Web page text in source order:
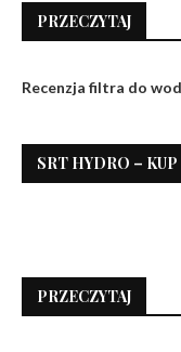
PRZECZYTAJ
Recenzja filtra do
SRT HYDRO –
PRZECZYTAJ